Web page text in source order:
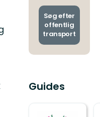
og
Søg efter
offentlig
transport
Guides